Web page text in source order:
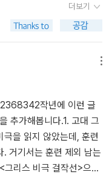
한 행동이 침묵 속에서
른 반응이 필요할 것이
생각해 볼 수 있는 글이
가장 중요한 기능이다.
실하게 보여줄 수 있는
그런지 설명하는 데 도
이 본성과 양육 중 어느
는 타악기 소리가 드러머
다고 말했다. 이것은 어리
자서는 아무 소리도 낼 수
되는 소리들을 들은 경우
에 관해서도 그렇다. 과
필두로 한 행동주의자들
자가 외부 단서들에만 완
을 나누고 나서 한 행동
. '우리가 나눈 사랑은
?' -p71 우리가 관찰하
방법에 노출된 자연이
간의 기준으로 관찰하
온다. 기억나는 두 가지
끼리는 자기인식 능력이
이 드러났다. 거울이 충
더보기
작년에 이런 글
추가해봅니다.1. 고대 그
거기서는 훈련 제외 남는
리스 비극 걸작선>으로